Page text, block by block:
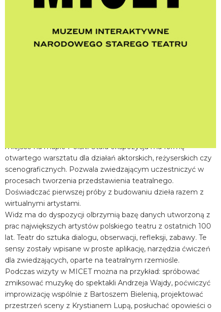
Kraków
data i godzina:
02.07.2026, g. 15:00
miejsce na mapie Polski. Stała ekspozycja ma formę
otwartego warsztatu dla działań aktorskich, reżyserskich czy
scenograficznych. Pozwala zwiedzającym uczestniczyć w
procesach tworzenia przedstawienia teatralnego.
Doświadczać pierwszej próby z budowaniu dzieła razem z
wirtualnymi artystami.
Widz ma do dyspozycji olbrzymią bazę danych utworzoną z
prac największych artystów polskiego teatru z ostatnich 100
lat. Teatr do sztuka dialogu, obserwacji, refleksji, zabawy. Te
sensy zostały wpisane w proste aplikację, narzędzia ćwiczeń
dla zwiedzających, oparte na teatralnym rzemiośle.
Podczas wizyty w MICET można na przykład: spróbować
zmiksować muzykę do spektakli Andrzeja Wajdy, poćwiczyć
improwizację wspólnie z Bartoszem Bielenią, projektować
przestrzeń sceny z Krystianem Lupą, posłuchać opowieści o